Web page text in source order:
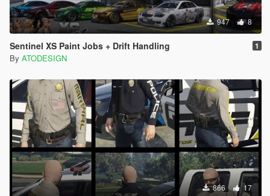
947 8
Sentinel XS Paint Jobs + Drift Handling 1
By ATODESIGN
866 17